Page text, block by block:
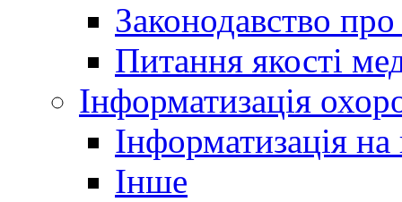
Законодавство
Питання якості
Інформатизація
Інформатизація
Інше